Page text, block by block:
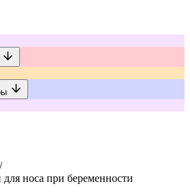
/
носа при беременности